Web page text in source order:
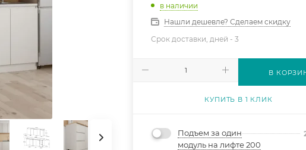
в наличии
Нашли дешевле? Сделаем скидку
Срок доставки, дней -3
В
КУПИТЬ В 1 КЛИК
Подъем за один
модуль на лифте 200